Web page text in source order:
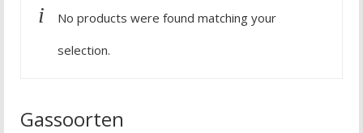
No products were found matching your
selection.
Gassoorten